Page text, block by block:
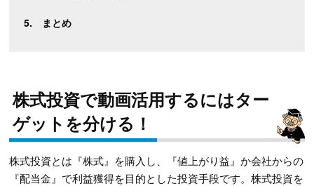
まとめ
株式投資で動画活用するにはター
ゲットを分ける！
株式投資とは『株式』を購入し、『値上がり益』か会社からの
『配当金』で利益獲得を目的とした投資手段です。株式投資を